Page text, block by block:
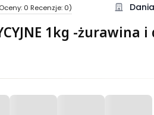
0 Recenzje: 0)
1kg -